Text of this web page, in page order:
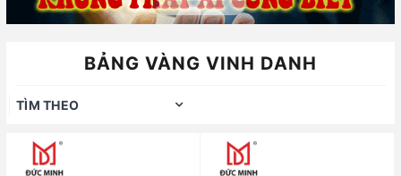
BẢNG VÀNG VINH DANH
TÌM THEO